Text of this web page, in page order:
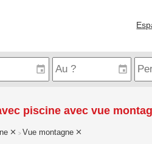
piscine avec vue
> Vue montagne